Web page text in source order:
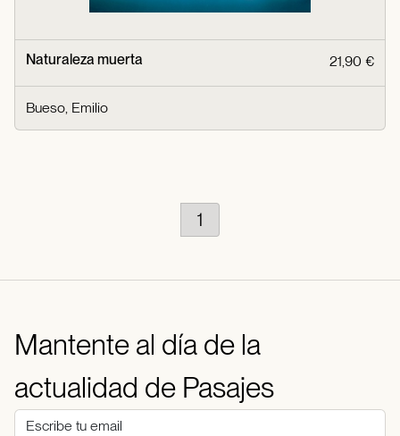
Naturaleza muerta 21,90 €
Bueso, Emilio
1
Mantente al día de la
actualidad de Pasajes